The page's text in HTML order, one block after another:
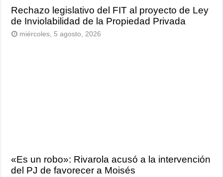
Rechazo legislativo del FIT al proyecto de Ley
de Inviolabilidad de la Propiedad Privada
miércoles, 5 agosto, 2026
«Es un robo»: Rivarola acusó a la intervención
del PJ de favorecer a Moisés